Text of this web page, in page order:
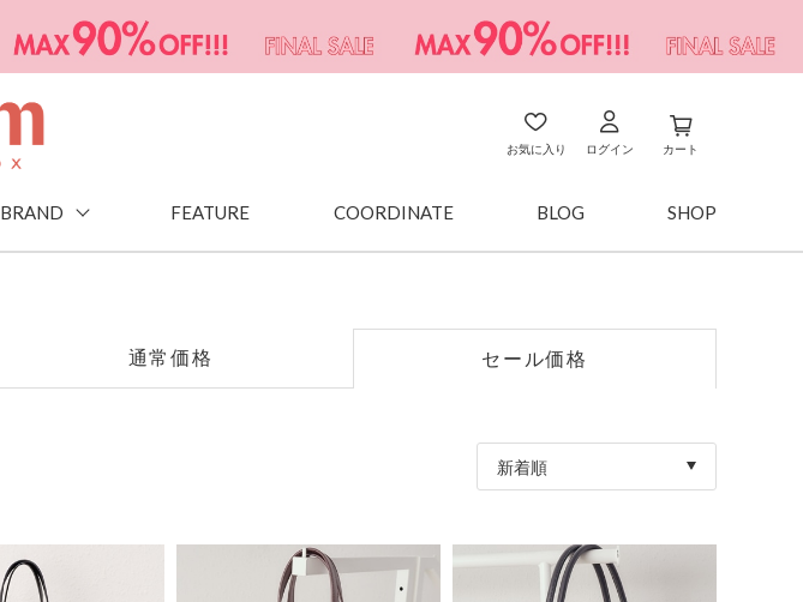
お気に入り ログイン カート
BRAND FEATURE COORDINATE BLOG SHOP
通常価格 セール価格
新着順